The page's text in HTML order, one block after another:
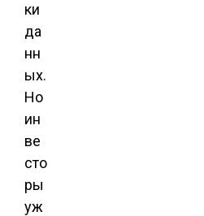
ки
да
нн
ых.
Но
ин
ве
сто
ры
уж